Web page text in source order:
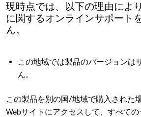
現時点では、以下の理由によ
に関するオンラインサポート
ん。
この地域では製品のバージョンは
ん。
この製品を別の国/地域で購入された
Webサイトにアクセスして、すべて